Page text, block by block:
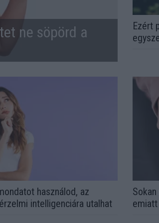
ne söpörd a
Ezért
használod, az
intelligenciára utalhat